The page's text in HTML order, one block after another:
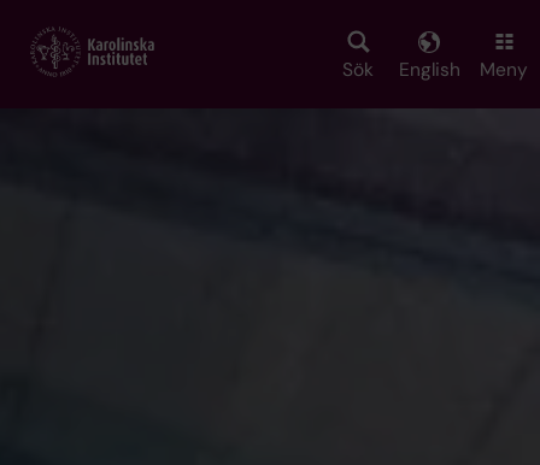
main
Sök English Meny